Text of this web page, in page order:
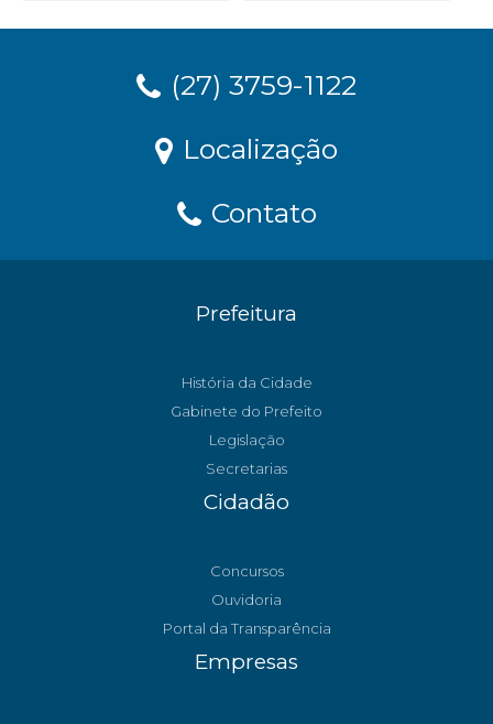
(27) 3759-1122
Localização
Contato
Prefeitura
História da Cidade
Gabinete do Prefeito
Legislação
Secretarias
Cidadão
Concursos
Ouvidoria
Portal da Transparência
Empresas